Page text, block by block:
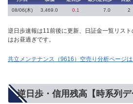
08/06(木)
3,469.0 0.1 7.0 2
逆日歩速報は11前後に更新、日証金一覧リスト
はお昼過ぎです。
共立メンテナンス（9616）空売り分析ページは
逆日歩・信用残高【時系列デ